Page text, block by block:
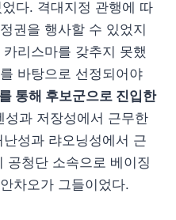
다. 격대지정 관행에 따
권을 행사할 수 있었지
리스마를 갖추지 못했
바탕으로 선정되어야
통해 후보군으로 진입한
성과 저장성에서 근무한
성과 랴오닝성에서 근
공청단 소속으로 베이징
차오가 그들이었다.